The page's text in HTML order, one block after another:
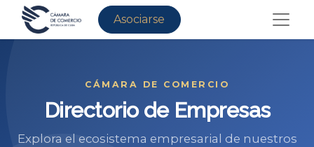
Asociarse
CÁMARA DE COMERCIO
Directorio de Empresas
Explora el ecosistema empresarial de nuestros